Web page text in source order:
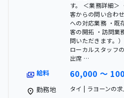
す。 ＜業務詳細＞
客からの問い合わ
への対応業務 ・既
客の開拓 ・訪問業
問いただきます。
ローカルスタッフ
出席 …
給料 60,000 〜
勤務地 タイ | ラヨーンの求